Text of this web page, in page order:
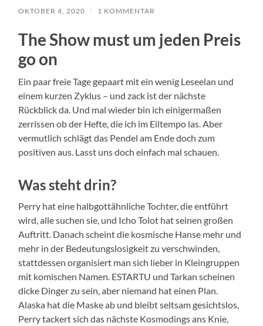
OKTOBER 4, 2020 / 1 KOMMENTAR
The Show must um jeden Preis
go on
Ein paar freie Tage gepaart mit ein wenig Leseelan und
einem kurzen Zyklus – und zack ist der nächste
Rückblick da. Und mal wieder bin ich einigermaßen
zerrissen ob der Hefte, die ich im Eiltempo las. Aber
vermutlich schlägt das Pendel am Ende doch zum
positiven aus. Lasst uns doch einfach mal schauen.
Was steht drin?
Perry hat eine halbgottähnliche Tochter, die entführt
wird, alle suchen sie, und Icho Tolot hat seinen großen
Auftritt. Danach scheint die kosmische Hanse mehr und
mehr in der Bedeutungslosigkeit zu verschwinden,
stattdessen organisiert man sich lieber in Kleingruppen
mit komischen Namen. ESTARTU und Tarkan scheinen
dicke Dinger zu sein, aber niemand hat einen Plan.
Alaska hat die Maske ab und bleibt seltsam gesichtslos,
Perry tackert sich das nächste Kosmodings ans Knie,